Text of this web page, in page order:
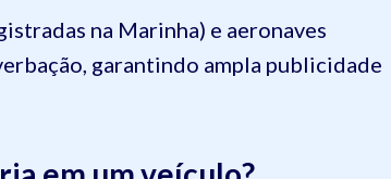
na Marinha) e aeronaves
garantindo ampla publicidade